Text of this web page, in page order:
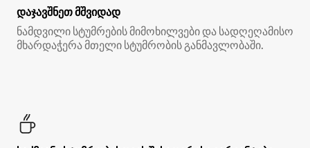
დაჯავშნეთ მშვიდად
ნამდვილი სტუმრების მიმოხილვები და სადღეღამისო
მხარდაჭერა მთელი სტუმრობის განმავლობაში.